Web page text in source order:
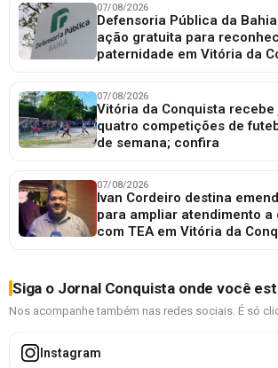
07/08/2026
Defensoria Pública da
ação gratuita para
paternidade em Vitória da
07/08/2026
Vitória da Conquista recebe
quatro competições de
de semana; confira
07/08/2026
Ivan Cordeiro destina
para ampliar atendimento a
com TEA em Vitória da
Siga o Jornal Conquista onde você
Nos acompanhe também nas redes sociais. É só
Instagram